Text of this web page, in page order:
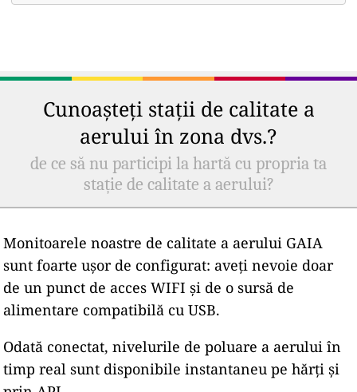
Cunoașteți stații de calitate a
aerului în zona dvs.?
de ce să nu participi la hartă cu propria ta
stație de calitate a aerului?
Monitoarele noastre de calitate a aerului GAIA
sunt foarte ușor de configurat: aveți nevoie doar
de un punct de acces WIFI și de o sursă de
alimentare compatibilă cu USB.
Odată conectat, nivelurile de poluare a aerului în
timp real sunt disponibile instantaneu pe hărți și